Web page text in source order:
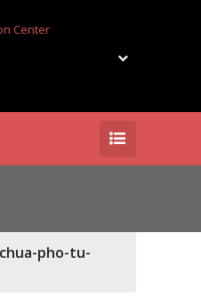
pho-tu-